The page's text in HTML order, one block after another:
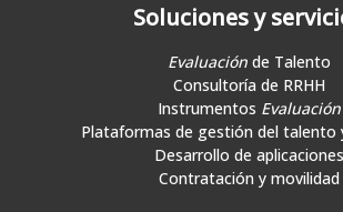
Soluciones y
Evaluaciónde Talento
Consultoría de RRHH
Instrumentos Evaluación
Plataformas de gestión del talento
Desarrollo de aplicaciones
Contratación y movilidad